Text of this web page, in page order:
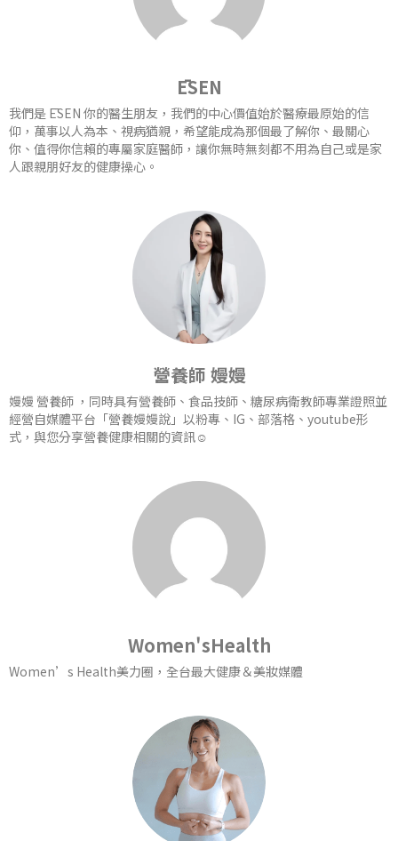
ĒSEN
我們是 ĒSEN 你的醫生朋友，我們的中心價值始於醫療最原始的信
仰，萬事以人為本、視病猶親，希望能成為那個最了解你、最關心
你、值得你信賴的專屬家庭醫師，讓你無時無刻都不用為自己或是家
人跟親朋好友的健康操心。
營養師 嫚嫚
嫚嫚 營養師 ，同時具有營養師、食品技師、糖尿病衛教師專業證照並
經營自媒體平台「營養嫚嫚說」以粉專、IG、部落格、youtube形
式，與您分享營養健康相關的資訊☺️
Women'sHealth
Women’s Health美力圈，全台最大健康＆美妝媒體